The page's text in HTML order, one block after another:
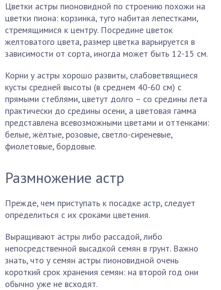
Цветки астры пионовидной по строению похожи на
цветки пиона: корзинка, туго набитая лепестками,
стремящимися к центру. Посредине цветок
желтоватого цвета, размер цветка варьируется в
зависимости от сорта, иногда может быть 12-15 см.
Корни у астры хорошо развиты, слабоветвящиеся
кусты средней высоты (в среднем 40-60 см) с
прямыми стеблями, цветут долго – со средины лета
практически до средины осени, а цветовая гамма
представлена всевозможными цветами и оттенками:
белые, жёлтые, розовые, светло-сиреневые,
фиолетовые, бордовые.
Размножение астр
Прежде, чем приступать к посадке астр, следует
определиться с их сроками цветения.
Выращивают астры либо рассадой, либо
непосредственной высадкой семян в грунт. Важно
знать, что у семян астры пионовидной очень
короткий срок хранения семян: на второй год они
обычно уже не всходят.